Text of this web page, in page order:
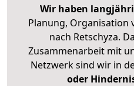
Wir haben
Planung, Organisation
nach Retschyza.
Zusammenarbeit mit
Netzwerk sind wir in
oder